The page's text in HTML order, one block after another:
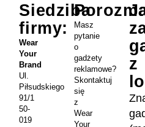
z
Masz
pytanie
o
gadżety
reklamowe?
Skontaktuj
się
z
Wear
Your
Siedziba
firmy:
Wear
Your
Brand
Ul.
Piłsudskiego
91/1
50-
019